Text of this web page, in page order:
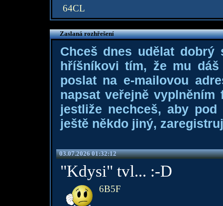
64CL
Zaslaná rozhřešení
Chceš dnes udělat dobrý
hříšníkovi tím, že mu
poslat na e-mailovou
napsat veřejně
jestliže nechceš, aby
ještě někdo jiný,
03.07.2026 01:32:12
"Kdysi" tvl... :-D
6B5F